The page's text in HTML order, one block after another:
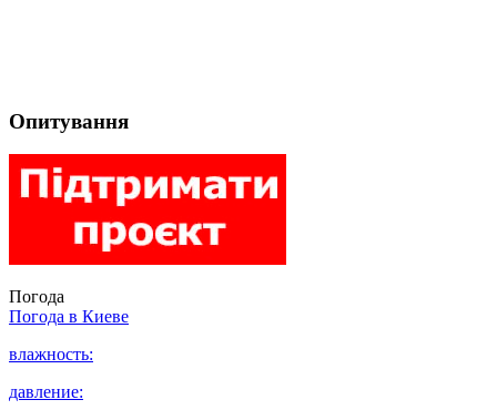
Опитування
Погода
Погода в Киеве
влажность:
давление: